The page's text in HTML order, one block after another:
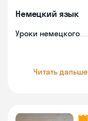
Немецкий язык
Уроки немецкого
Читать дальше